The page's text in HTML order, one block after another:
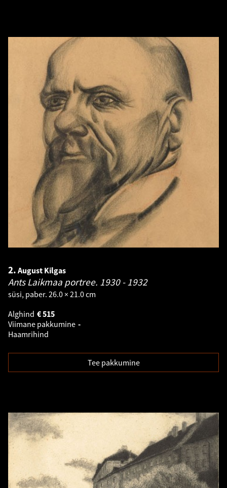
2. August Kilgas
Ants Laikmaa portree. 1930 - 1932
süsi, paber. 26.0 × 21.0 cm
Alghind
515
€
Viimane pakkumine -
Haamrihind
Tee pakkumine